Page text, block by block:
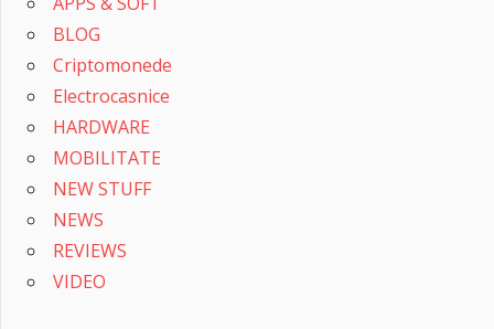
BLOG
Criptomonede
Electrocasnice
HARDWARE
MOBILITATE
NEW STUFF
NEWS
REVIEWS
VIDEO